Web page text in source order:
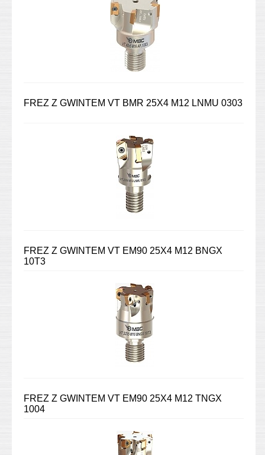
FREZ Z GWINTEM VT BMR 25X4 M12 LNMU 0303
FREZ Z GWINTEM VT EM90 25X4 M12 BNGX
10T3
FREZ Z GWINTEM VT EM90 25X4 M12 TNGX
1004